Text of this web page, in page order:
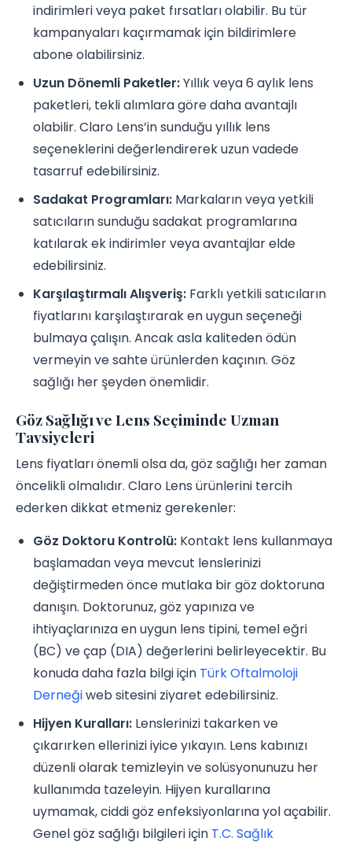
indirimleri veya paket fırsatları olabilir. Bu tür
kampanyaları kaçırmamak için bildirimlere
abone olabilirsiniz.
Uzun Dönemli Paketler:Yıllık veya 6 aylık lens
paketleri, tekli alımlara göre daha avantajlı
olabilir. Claro Lens’in sunduğu yıllık lens
seçeneklerini değerlendirerek uzun vadede
tasarruf edebilirsiniz.
Sadakat Programları: Markaların veya yetkili
satıcıların sunduğu sadakat programlarına
katılarak ek indirimler veya avantajlar elde
edebilirsiniz.
Karşılaştırmalı Alışveriş: Farklı yetkili satıcıların
fiyatlarını karşılaştırarak en uygun seçeneği
bulmaya çalışın. Ancak asla kaliteden ödün
vermeyin ve sahte ürünlerden kaçının. Göz
sağlığı her şeyden önemlidir.
Göz Sağlığı ve Lens Seçiminde Uzman
Tavsiyeleri
Lens fiyatları önemli olsa da, göz sağlığı her zaman
öncelikli olmalıdır. Claro Lens ürünlerini tercih
ederken dikkat etmeniz gerekenler:
Göz Doktoru Kontrolü: Kontakt lens kullanmaya
başlamadan veya mevcut lenslerinizi
değiştirmeden önce mutlaka bir göz doktoruna
danışın. Doktorunuz, göz yapınıza ve
ihtiyaçlarınıza en uygun lens tipini, temel eğri
(BC) ve çap (DIA) değerlerini belirleyecektir. Bu
konuda daha fazla bilgi için Türk Oftalmoloji
Derneğiweb sitesini ziyaret edebilirsiniz.
Hijyen Kuralları: Lenslerinizi takarken ve
çıkarırken ellerinizi iyice yıkayın. Lens kabınızı
düzenli olarak temizleyin ve solüsyonunuzu her
kullanımda tazeleyin. Hijyen kurallarına
uymamak, ciddi göz enfeksiyonlarına yol açabilir.
Genel göz sağlığı bilgileri için T.C. Sağlık